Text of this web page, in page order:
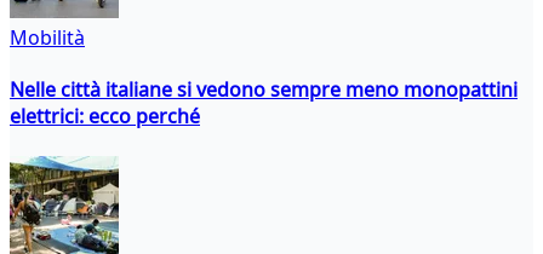
Mobilità
Nelle città italiane si vedono sempre meno monopattini
elettrici: ecco perché